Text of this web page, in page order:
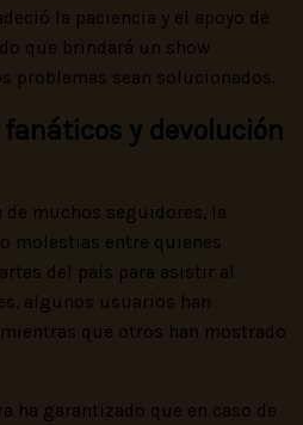
la paciencia y el apoyo de
que brindará un show
problemas sean solucionados.
fanáticos y devolución
de muchos seguidores, la
molestias entre quienes
del país para asistir al
algunos usuarios han
que otros han mostrado
ha garantizado que en caso de